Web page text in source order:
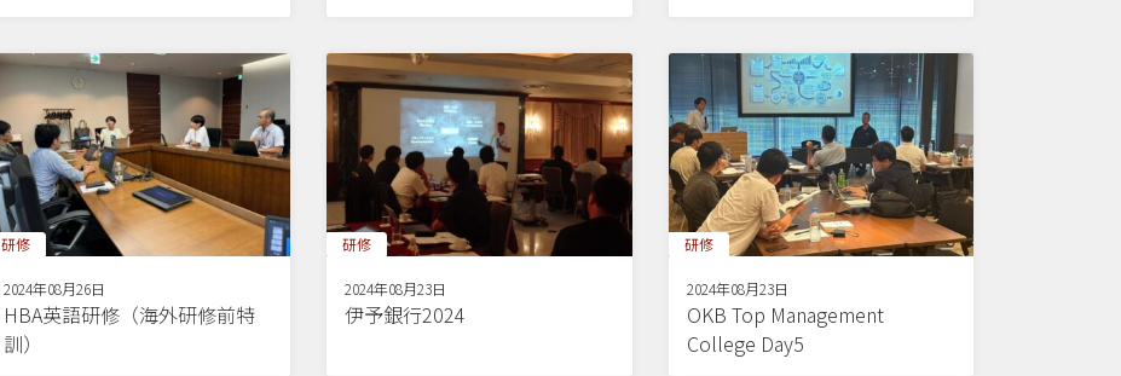
研修
2024年08月26日
HBA英語研修（海外研修前特
訓）
研修
2024年08月23日
伊予銀行2024
研修
2024年08月23日
OKB Top Management
College Day5